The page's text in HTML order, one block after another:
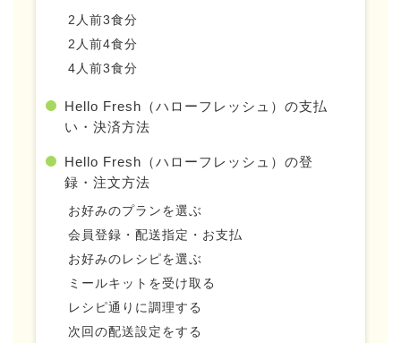
2人前3食分
2人前4食分
4人前3食分
Hello Fresh（ハローフレッシュ）の支払
い・決済方法
Hello Fresh（ハローフレッシュ）の登
録・注文方法
お好みのプランを選ぶ
会員登録・配送指定・お支払
お好みのレシピを選ぶ
ミールキットを受け取る
レシピ通りに調理する
次回の配送設定をする